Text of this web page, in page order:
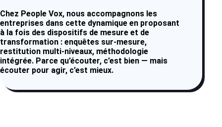
Chez People Vox, nous accompagnons les
entreprises dans cette dynamique en proposant
à la fois des dispositifs de mesure et de
transformation : enquêtes sur-mesure,
restitution multi-niveaux, méthodologie
intégrée. Parce qu’écouter, c’est bien — mais
écouter pour agir, c’est mieux.